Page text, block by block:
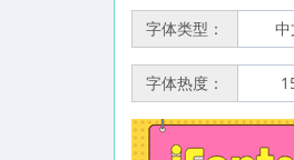
字体类型：
字体热度：